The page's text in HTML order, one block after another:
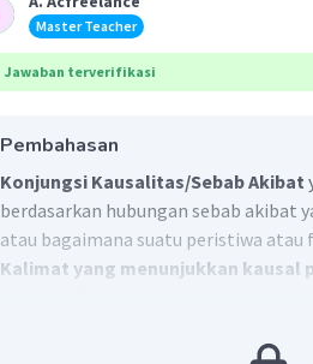
Master Teacher
Jawaban terverifikasi
Pembahasan
Konjungsi Kausalitas/Sebab Akibat
berdasarkan hubungan sebab akibat
atau bagaimana suatu peristiwa atau
Kalimat yang menunjukkan kausal
Akibat panas matahari, air